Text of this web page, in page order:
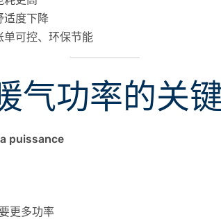
度下降
可控、环保节能
气功率的关
puissance
更多功率